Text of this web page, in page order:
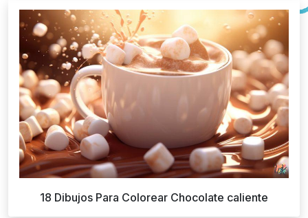
18 Dibujos Para Colorear Chocolate caliente